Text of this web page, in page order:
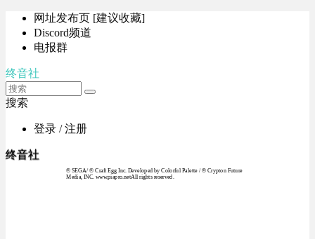
网址发布页 [建议收藏]
Discord频道
电报群
终音社
搜索
登录 / 注册
终音社
© SEGA / © Craft Egg Inc. Developed by Colorful Palette / © Crypton Future
Media, INC. www.piapro.netAll rights reserved.